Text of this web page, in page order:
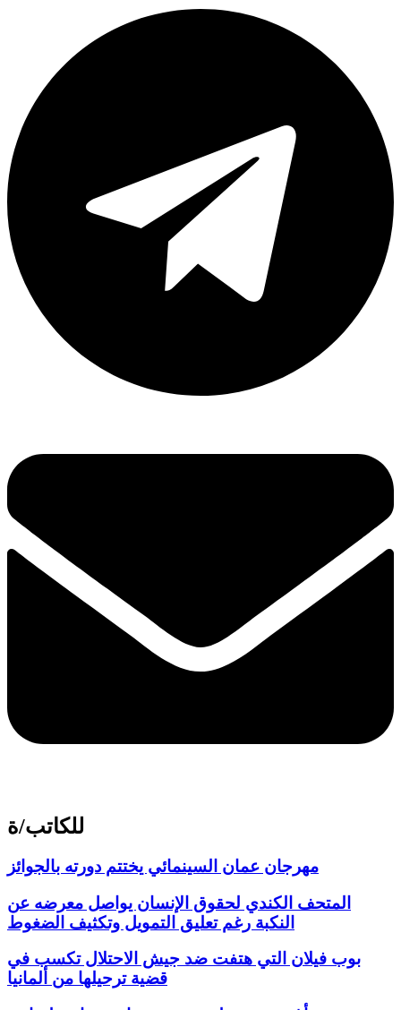
للكاتب/ة
مهرجان عمان السينمائي يختتم دورته بالجوائز
المتحف الكندي لحقوق الإنسان يواصل معرضه عن
النكبة رغم تعليق التمويل وتكثيف الضغوط
بوب فيلان التي هتفت ضد جيش الاحتلال تكسب في
قضية ترحيلها من ألمانيا